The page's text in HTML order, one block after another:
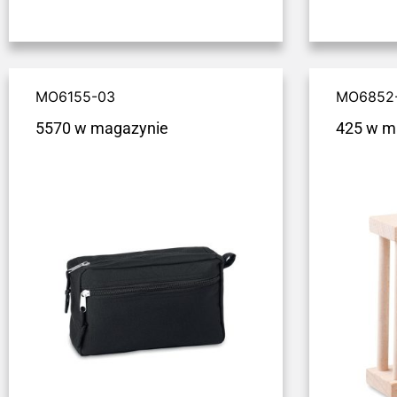
MO6155-03
5570 w magazynie 425 w